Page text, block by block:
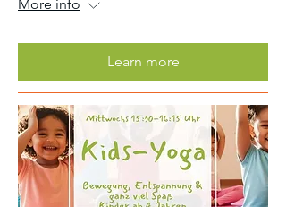
More info
Learn more